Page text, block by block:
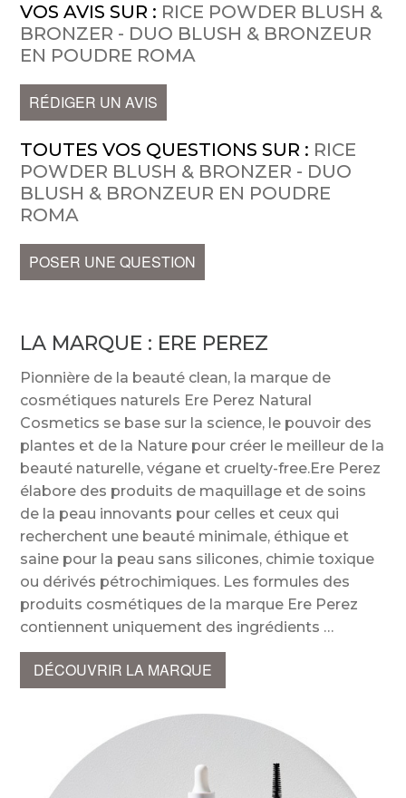
VOS AVIS SUR : RICE POWDER BLUSH &
BRONZER - DUO BLUSH & BRONZEUR
EN POUDRE ROMA
RÉDIGER UN AVIS
TOUTES VOS QUESTIONS SUR : RICE
POWDER BLUSH & BRONZER - DUO
BLUSH & BRONZEUR EN POUDRE
ROMA
POSER UNE QUESTION
LA MARQUE : ERE PEREZ
Pionnière de la beauté clean, la marque de
cosmétiques naturels Ere Perez Natural
Cosmetics se base sur la science, le pouvoir des
plantes et de la Nature pour créer le meilleur de la
beauté naturelle, végane et cruelty-free.Ere Perez
élabore des produits de maquillage et de soins
de la peau innovants pour celles et ceux qui
recherchent une beauté minimale, éthique et
saine pour la peau sans silicones, chimie toxique
ou dérivés pétrochimiques. Les formules des
produits cosmétiques de la marque Ere Perez
contiennent uniquement des ingrédients
DÉCOUVRIR LA MARQUE